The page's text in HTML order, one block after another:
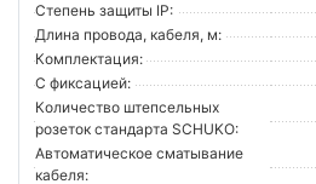
Степень защиты IP:
Длина провода, кабеля, м:
Комплектация:
С фиксацией:
Количество штепсельных
розеток стандарта SCHUKO:
Автоматическое сматывание
кабеля: